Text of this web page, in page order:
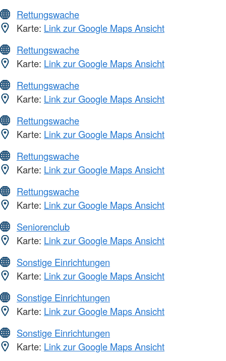
Rettungswache
Karte: Link zur Google Maps Ansicht
Rettungswache
Karte: Link zur Google Maps Ansicht
Rettungswache
Karte: Link zur Google Maps Ansicht
Rettungswache
Karte: Link zur Google Maps Ansicht
Rettungswache
Karte: Link zur Google Maps Ansicht
Rettungswache
Karte: Link zur Google Maps Ansicht
Seniorenclub
Karte: Link zur Google Maps Ansicht
Sonstige Einrichtungen
Karte: Link zur Google Maps Ansicht
Sonstige Einrichtungen
Karte: Link zur Google Maps Ansicht
Sonstige Einrichtungen
Karte: Link zur Google Maps Ansicht